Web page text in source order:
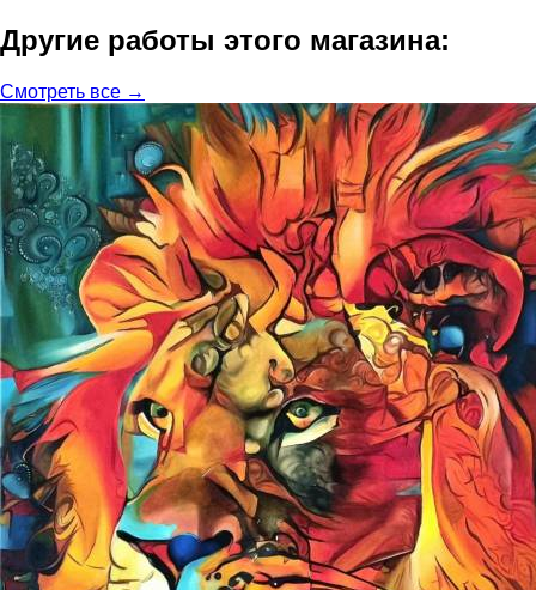
Другие работы этого магазина:
Смотреть все →